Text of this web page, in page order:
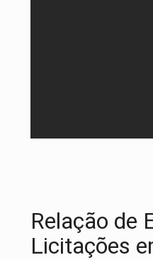
Relação de
Licitações